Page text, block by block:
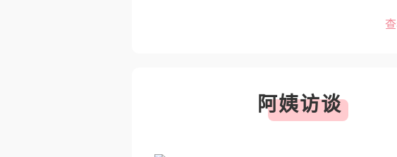
阿姨访谈